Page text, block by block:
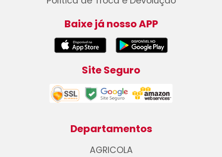
Baixe já nosso APP
Site Seguro
Departamentos
AGRICOLA